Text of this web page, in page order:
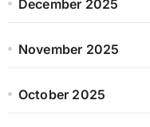
December 2025
November 2025
October 2025